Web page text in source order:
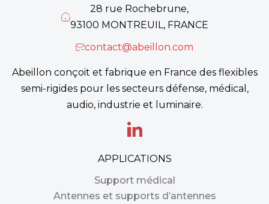
28 rue Rochebrune,
93100 MONTREUIL, FRANCE
contact@abeillon.com
Abeillon conçoit et fabrique en France des flexibles
semi-rigides pour les secteurs défense, médical,
audio, industrie et luminaire.
APPLICATIONS
Support médical
Antennes et supports d’antennes